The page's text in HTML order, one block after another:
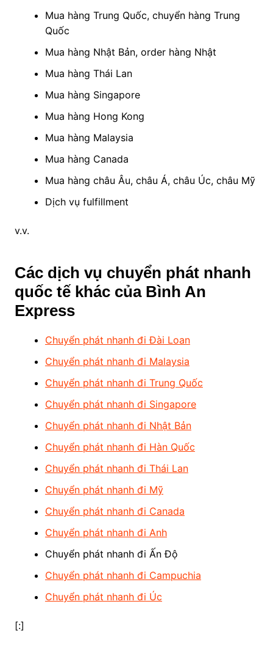
Mua hàng Trung Quốc, chuyển hàng Trung
Quốc
Mua hàng Nhật Bản, order hàng Nhật
Mua hàng Thái Lan
Mua hàng Singapore
Mua hàng Hong Kong
Mua hàng Malaysia
Mua hàng Canada
Mua hàng châu Âu, châu Á, châu Úc, châu Mỹ
Dịch vụ fulfillment
v.v.
Các dịch vụ chuyển phát nhanh
quốc tế khác của Bình An
Express
Chuyển phát nhanh đi Đài Loan
Chuyển phát nhanh đi Malaysia
Chuyển phát nhanh đi Trung Quốc
Chuyển phát nhanh đi Singapore
Chuyển phát nhanh đi Nhật Bản
Chuyển phát nhanh đi Hàn Quốc
Chuyển phát nhanh đi Thái Lan
Chuyển phát nhanh đi Mỹ
Chuyển phát nhanh đi Canada
Chuyển phát nhanh đi Anh
Chuyển phát nhanh đi Ấn Độ
Chuyển phát nhanh đi Campuchia
Chuyển phát nhanh đi Úc
[:]